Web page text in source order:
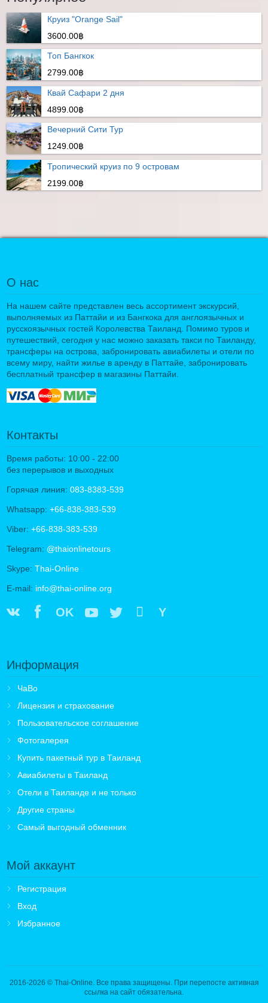
Круиз "Orange Sail"
3600.00฿
Топ Бангкок
2799.00฿
Квай Сафари 2 дня
4899.00฿
Вечерний Сити Тур
1249.00฿
Тропический круиз по 9 островам
2199.00฿
О нас
На нашем сайте представлен весь ассортимент экскурсий,
выполняемых из Паттайи и из Бангкока для англоязычных и
русскоязычных гостей Королевства Таиланд. Помимо туров и
путешествий, сегодня у нас можно заказать такси по Таиланду,
трансферы на острова, забронировать авиабилеты и отели по
всему миру, найти жилье в аренду в Паттайе, забронировать
бесплатный трансфер в магазины Паттайи.
Контакты
Время работы: 10:00 - 22:00
без перерывов и выходных
Горячая линия: 083-8383-539
Whatsapp: +66-838-383-539
Viber: +66-838-383-539
Telegram: @thaionlinetours
Skype: Thai-Online
E-mail: info@thai-online.org
OK Y
Информация
ЧаВо
Лицензия и страхование
Пользовательское соглашение
Фотогалерея
Купить пакетный тур в Таиланд
Авиабилеты в Таиланд
Отели в Таиланде и не только
Другие страны
Самый выгодный обменник
Мой аккаунт
Регистрация
Вход
Избранное
2016-2026 © Thai-Online. Все права защищены. При перепосте активная
ссылка на сайт обязательна.